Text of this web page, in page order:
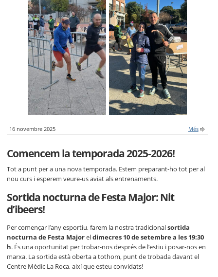
16 novembre 2025 Més
Comencem la temporada 2025-2026!
Tot a punt per a una nova temporada. Estem preparant-ho tot per al
nou curs i esperem veure-us aviat als entrenaments.
Sortida nocturna de Festa Major: Nit
d’ibeers!
Per començar l’any esportiu, farem la nostra tradicionalsortida
nocturna de Festa Majoreldimecres 10 de setembre a les 19:30
h. És una oportunitat per trobar-nos després de l’estiu i posar-nos en
marxa. La sortida està oberta a tothom, punt de trobada davant el
Centre Mèdic La Roca, així que esteu convidats!